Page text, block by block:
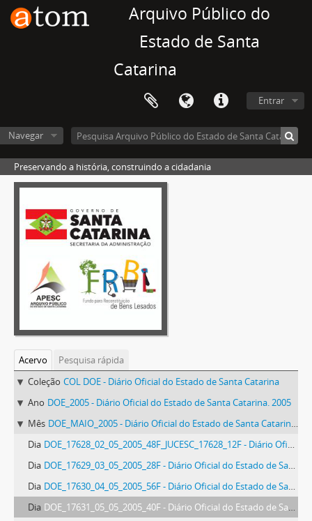
Arquivo Público do
Estado de Santa
Catarina
Entrar
Navegar
Preservando a história, construindo a cidadania
Acervo
Pesquisa rápida
Coleção COL DOE - Diário Oficial do Estado de Santa Catarina
Ano DOE_2005 - Diário Oficial do Estado de Santa Catarina. 2005
Mês DOE_MAIO_2005 - Diário Oficial do Estado de Santa Catarina. Maio de 2005
Dia DOE_17628_02_05_2005_48F_JUCESC_17628_12F - Diário Oficial do Estado de Santa Catarina. Ano 71. N° 17628 de 02/05/2005
Dia DOE_17629_03_05_2005_28F - Diário Oficial do Estado de Santa Catarina. Ano 71. N° 17629 de 03/05/2005
Dia DOE_17630_04_05_2005_56F - Diário Oficial do Estado de Santa Catarina. Ano 71. N° 17630 de 04/05/2005
Dia DOE_17631_05_05_2005_40F - Diário Oficial do Estado de Santa Catarina. Ano 71. N° 17631 de 05/05/2005